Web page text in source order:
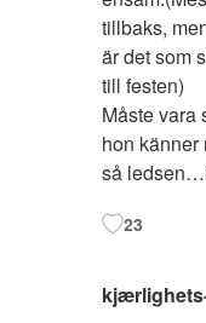
tillbaks,
är det som
till festen)
Måste vara
hon känner
så
23